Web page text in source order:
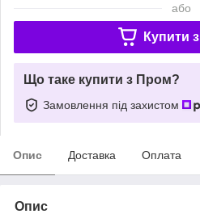
або
Купити з
Що таке купити з Пром?
Замовлення під захистом
Опис Доставка Оплата
Опис